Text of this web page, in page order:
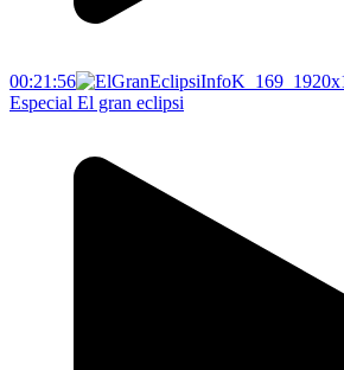
00:21:56
Especial El gran eclipsi